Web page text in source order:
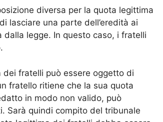
diversa per la quota legittima
lasciare una parte dell’eredità ai
legge. In questo caso, i fratelli
fratelli può essere oggetto di
fratello ritiene che la sua quota
in modo non valido, può
Sarà quindi compito del tribunale